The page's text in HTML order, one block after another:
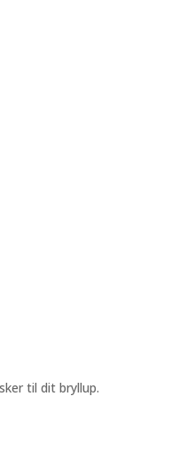
til dit bryllup.